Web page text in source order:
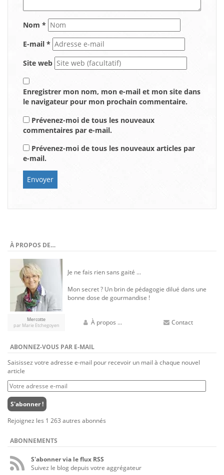
Nom *
E-mail *
Site web
Enregistrer mon nom, mon e-mail et mon site dans
le navigateur pour mon prochain commentaire.
Prévenez-moi de tous les nouveaux
commentaires par e-mail.
Prévenez-moi de tous les nouveaux articles par
e-mail.
À PROPOS DE…
Je ne fais rien sans gaité ...
Mon secret ? Un brin de pédagogie dilué dans une
bonne dose de gourmandise !
Mercotte
par Marie Etchegoyen
À propos ... Contact
ABONNEZ-VOUS PAR E-MAIL
Saisissez votre adresse e-mail pour recevoir un mail à chaque nouvel
article
Votre
adresse
e-
mail
S'abonner !
Rejoignez les 1 263 autres abonnés
ABONNEMENTS
S'abonner via le flux RSS
Suivez le blog depuis votre aggrégateur